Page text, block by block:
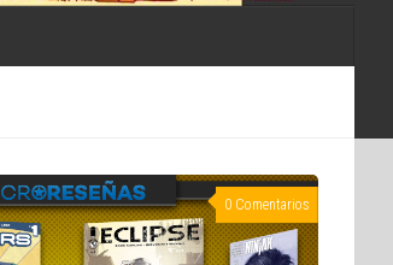
0 Comentarios